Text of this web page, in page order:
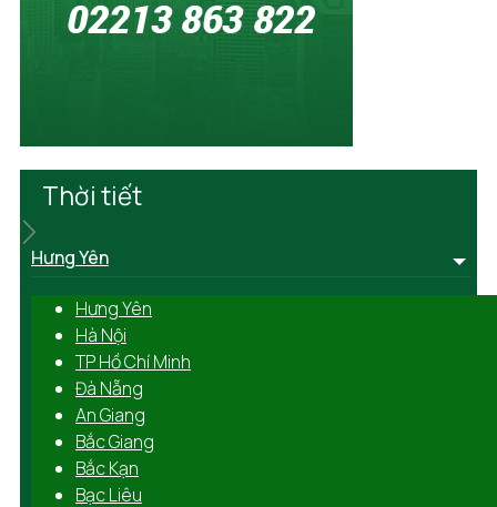
Thời tiết
Hưng Yên
Hưng Yên
Hà Nội
TP Hồ Chí Minh
Đà Nẵng
An Giang
Bắc Giang
Bắc Kạn
Bạc Liêu